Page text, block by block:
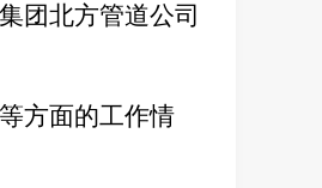
团北方管道公司
方面的工作情